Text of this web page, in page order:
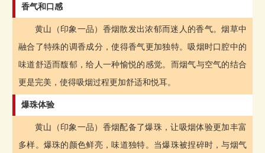
香气和口感
黄山（印象一品）香烟散发出浓郁而迷人的香气。烟草中
融合了特殊的调香成分，使得香气更加独特。吸烟时口腔中的
味道舒适而馥郁，给人一种愉悦的感觉。而烟气与空气的结合
更是完美，使得吸烟过程更加舒适和悦耳。
爆珠体验
黄山（印象一品）香烟配备了爆珠，让吸烟体验更加丰富
多样。爆珠的颜色鲜亮，味道独特。当爆珠被捏碎时，与烟气